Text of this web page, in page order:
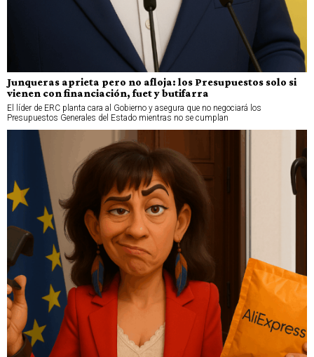
Junqueras aprieta pero no afloja: los Presupuestos solo si
vienen con financiación, fuet y butifarra
El líder de ERC planta cara al Gobierno y asegura que no negociará los
Presupuestos Generales del Estado mientras no se cumplan